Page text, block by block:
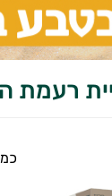
רעמת